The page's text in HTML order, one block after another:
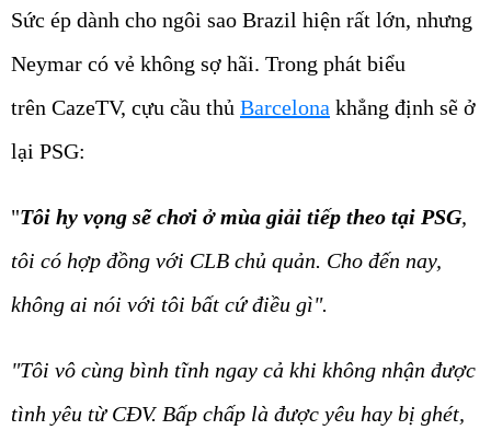
Sức ép dành cho ngôi sao Brazil hiện rất lớn, nhưng
Neymar có vẻ không sợ hãi. Trong phát biểu
trên CazeTV, cựu cầu thủ Barcelona khẳng định sẽ ở
lại PSG:
"Tôi hy vọng sẽ chơi ở mùa giải tiếp theo tại PSG,
tôi có hợp đồng với CLB chủ quản. Cho đến nay,
không ai nói với tôi bất cứ điều gì".
"Tôi vô cùng bình tĩnh ngay cả khi không nhận được
tình yêu từ CĐV. Bấp chấp là được yêu hay bị ghét,